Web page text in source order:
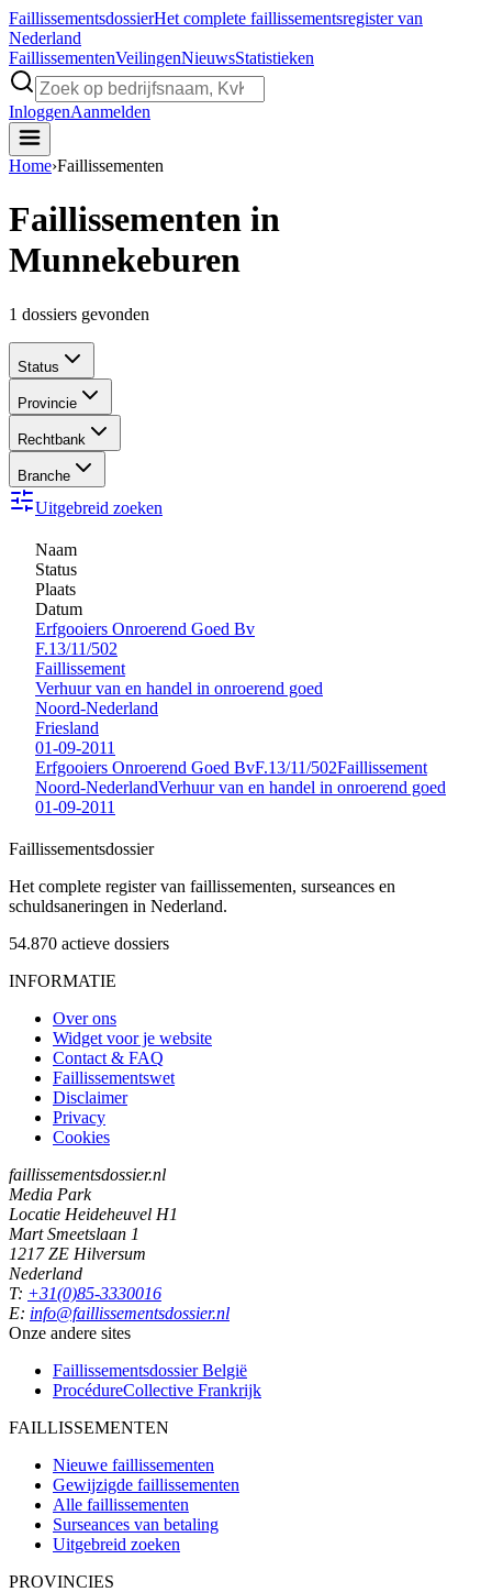
FaillissementsdossierHet complete faillissementsregister van
Nederland
FaillissementenVeilingenNieuwsStatistieken
InloggenAanmelden
Home›Faillissementen
Faillissementen in
Munnekeburen
1 dossiers gevonden
Status
Provincie
Rechtbank
Branche
Uitgebreid zoeken
Naam
Status
Plaats
Datum
Erfgooiers Onroerend Goed Bv
F.13/11/502
Faillissement
Verhuur van en handel in onroerend goed
Noord-Nederland
Friesland
01-09-2011
Erfgooiers Onroerend Goed BvF.13/11/502Faillissement
Noord-NederlandVerhuur van en handel in onroerend goed
01-09-2011
Faillissementsdossier
Het complete register van faillissementen, surseances en
schuldsaneringen in Nederland.
54.870 actieve dossiers
INFORMATIE
Over ons
Widget voor je website
Contact & FAQ
Faillissementswet
Disclaimer
Privacy
Cookies
faillissementsdossier.nl
Media Park
Locatie Heideheuvel H1
Mart Smeetslaan 1
1217 ZE Hilversum
Nederland
T: +31(0)85-3330016
E: info@faillissementsdossier.nl
Onze andere sites
Faillissementsdossier België
ProcédureCollective Frankrijk
FAILLISSEMENTEN
Nieuwe faillissementen
Gewijzigde faillissementen
Alle faillissementen
Surseances van betaling
Uitgebreid zoeken
PROVINCIES